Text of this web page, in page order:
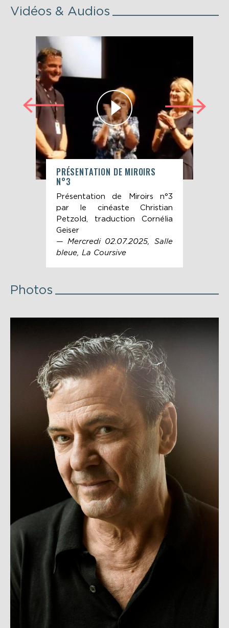
Vidéos & Audios
PRÉSENTATION DE MIROIRS
N°3
Présentation de Miroirs n°3
par le cinéaste Christian
Petzold, traduction Cornélia
Geiser
— Mercredi 02.07.2025, Salle
bleue, La Coursive
Photos